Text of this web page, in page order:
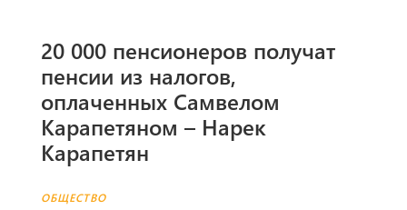
20 000 пенсионеров получат
пенсии из налогов,
оплаченных Самвелом
Карапетяном – Нарек
Карапетян ​
ОБЩЕСТВО